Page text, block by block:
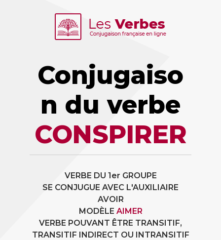
Conjugaiso
n du verbe
CONSPIRER
VERBE DU 1er GROUPE
SE CONJUGUE AVEC L'AUXILIAIRE
AVOIR
MODÈLE AIMER
VERBE POUVANT ÊTRE TRANSITIF,
TRANSITIF INDIRECT OU INTRANSITIF